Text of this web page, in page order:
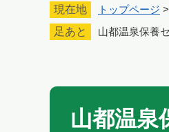
現在地 トップページ >
足あと
山都温泉保養
文
山都温泉